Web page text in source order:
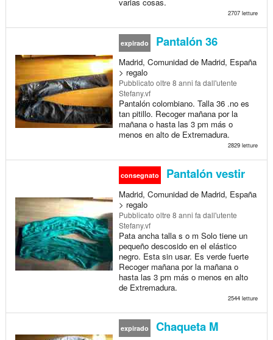
2707 letture
expirado Pantalón 36
Madrid, Comunidad de Madrid, España
> regalo
Pubblicato oltre 8 anni fa dall'utente
Stefany.vf
Pantalón colombiano. Talla 36 .no es
tan pitillo. Recoger mañana por la
mañana o hasta las 3 pm más o
menos en alto de Extremadura.
2829 letture
consegnato Pantalón vestir
Madrid, Comunidad de Madrid, España
> regalo
Pubblicato oltre 8 anni fa dall'utente
Stefany.vf
Pata ancha talla s o m Solo tiene un
pequeño descosido en el elástico
negro. Esta sin usar. Es verde fuerte
Recoger mañana por la mañana o
hasta las 3 pm más o menos en alto
de Extremadura.
2544 letture
expirado Chaqueta M